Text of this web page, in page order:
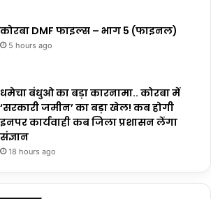
कोरबा DMF फाइल्स – भाग 5 (फाइनल)
5 hours ago
धमेचा बंधुओ का बड़ा कारनामा.. कोरबा में
‘सरकारी जमीन’ का बड़ा खेल! कब होगी
इनपर कार्यवाही कब जिला प्रशासन लेंगा
संज्ञान
18 hours ago